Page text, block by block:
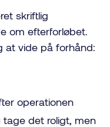
skriftlig
om efterforløbet.
at vide på forhånd:
operationen
det roligt, men